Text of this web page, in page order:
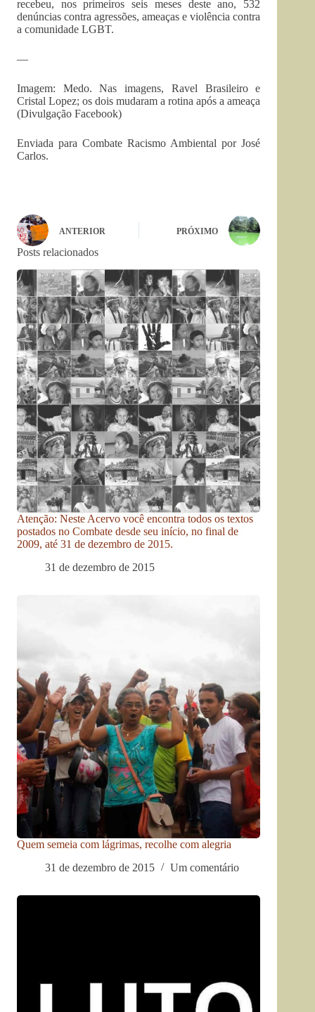
recebeu, nos primeiros seis meses deste ano, 532
denúncias contra agressões, ameaças e violência contra
a comunidade LGBT.
—
Imagem: Medo. Nas imagens, Ravel Brasileiro e
Cristal Lopez; os dois mudaram a rotina após a ameaça
(Divulgação Facebook)
Enviada para Combate Racismo Ambiental por José
Carlos.
ANTERIOR PRÓXIMO
Posts relacionados
Atenção: Neste Acervo você encontra todos os textos
postados no Combate desde seu início, no final de
2009, até 31 de dezembro de 2015.
31 de dezembro de 2015
Quem semeia com lágrimas, recolhe com alegria
31 de dezembro de 2015
Um comentário